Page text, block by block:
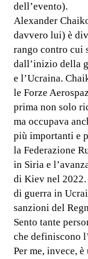
dell’evento).
Alexander
davvero lui) è
rango contro cui
dall’inizio della
e l’Ucraina.
le Forze
prima non solo
ma occupava
più importanti e
la Federazione
in Siria e
di Kiev nel
di guerra in
sanzioni del
Sento tante
che definiscono
Per me, invece,